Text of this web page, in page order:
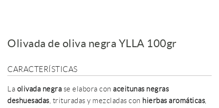
Olivada de oliva negra YLLA 100gr
CARACTERÍSTICAS
La olivada negra se elabora con aceitunas negras
deshuesadas, trituradas y mezcladas con hierbas aromáticas,